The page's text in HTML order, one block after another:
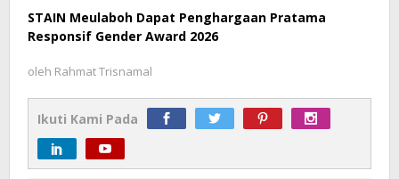
STAIN Meulaboh Dapat Penghargaan Pratama
Responsif Gender Award 2026
oleh Rahmat Trisnamal
Ikuti Kami Pada